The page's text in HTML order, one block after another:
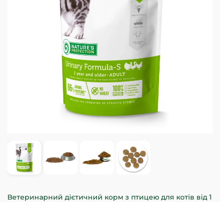
Ветеринарний дієтичний корм з птицею для котів від 1